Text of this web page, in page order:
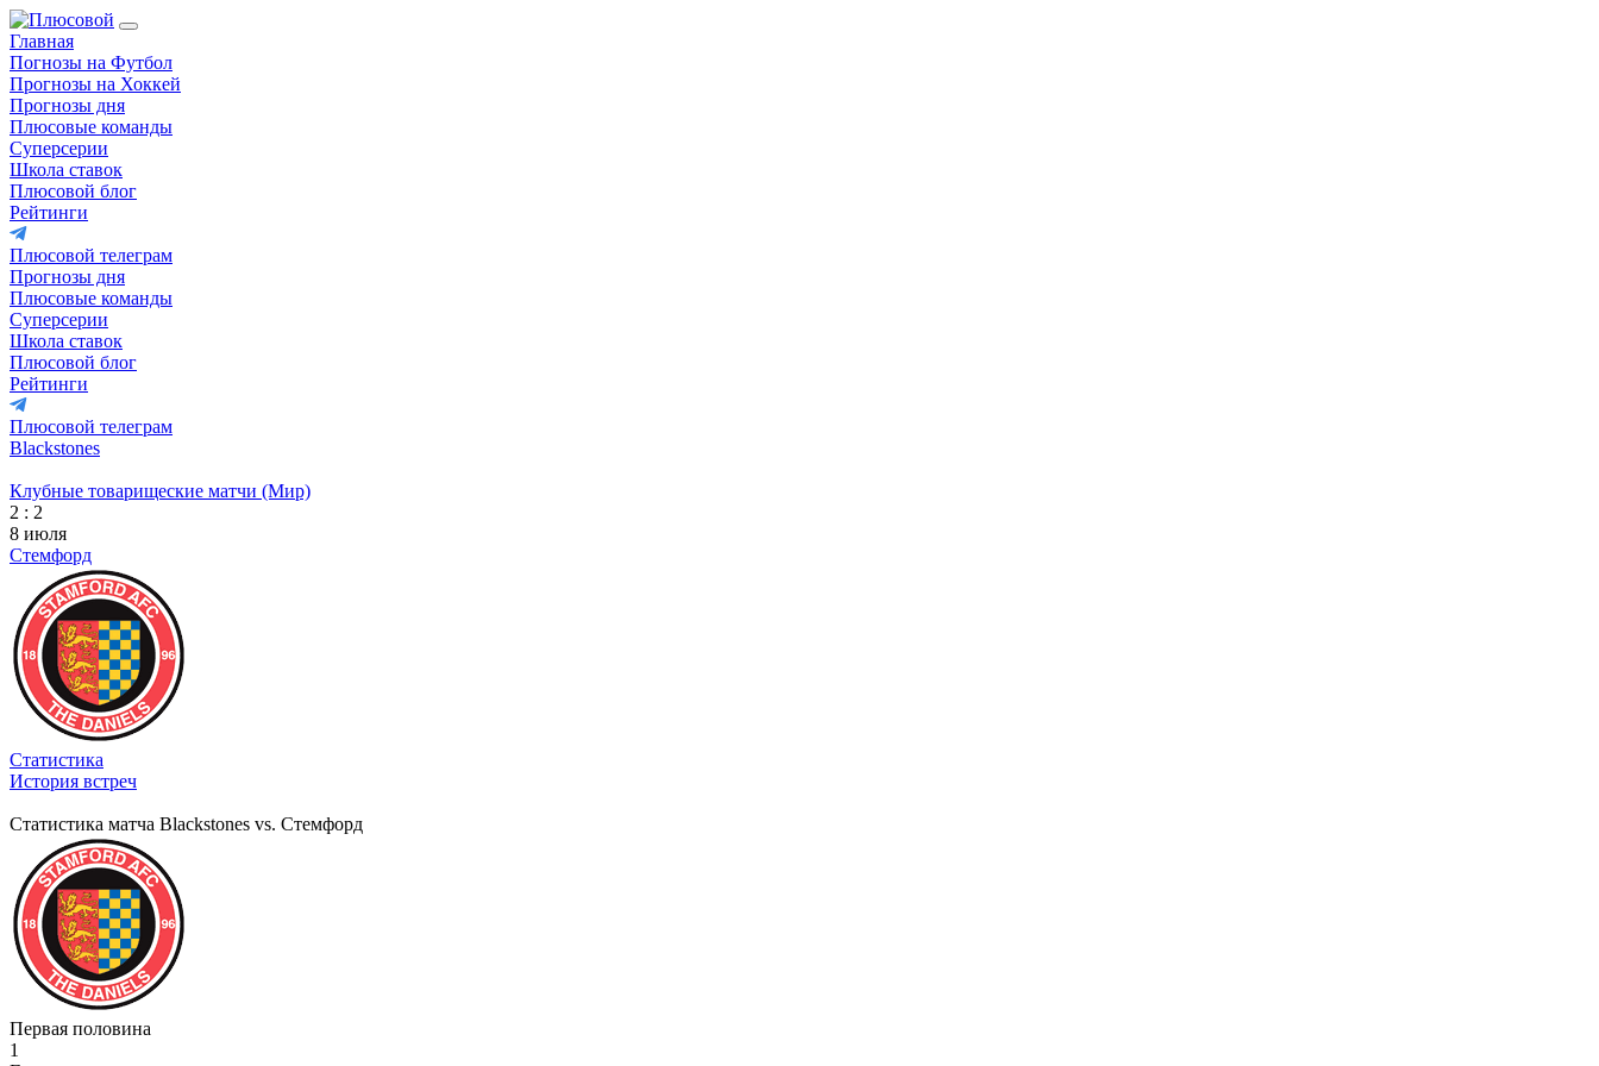
Главная
Погнозы на Футбол
Прогнозы на Хоккей
Прогнозы дня
Плюсовые команды
Суперсерии
Школа ставок
Плюсовой блог
Рейтинги
Плюсовой телеграм
Прогнозы дня
Плюсовые команды
Суперсерии
Школа ставок
Плюсовой блог
Рейтинги
Плюсовой телеграм
Blackstones
Клубные товарищеские матчи (Мир)
2 : 2
8 июля
Стемфорд
Статистика
История встреч
Статистика матча Blackstones vs. Стемфорд
Первая половина
1